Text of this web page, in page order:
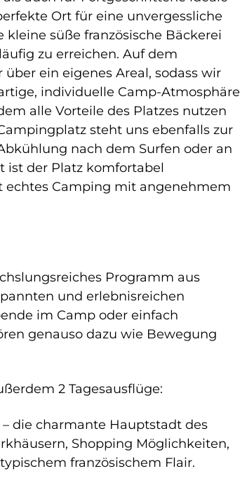
Ort für eine unvergessliche
kleine süße französische Bäckerei
zu erreichen. Auf dem
ein eigenes Areal, sodass wir
individuelle Camp-Atmosphäre
alle Vorteile des Platzes nutzen
steht uns ebenfalls zur
nach dem Surfen oder an
ist der Platz komfortabel
echtes Camping mit angenehmem
Programm aus
und erlebnisreichen
im Camp oder einfach
genauso dazu wie Bewegung
2 Tagesausflüge:
die charmante Hauptstadt des
Shopping Möglichkeiten,
französischem Flair.